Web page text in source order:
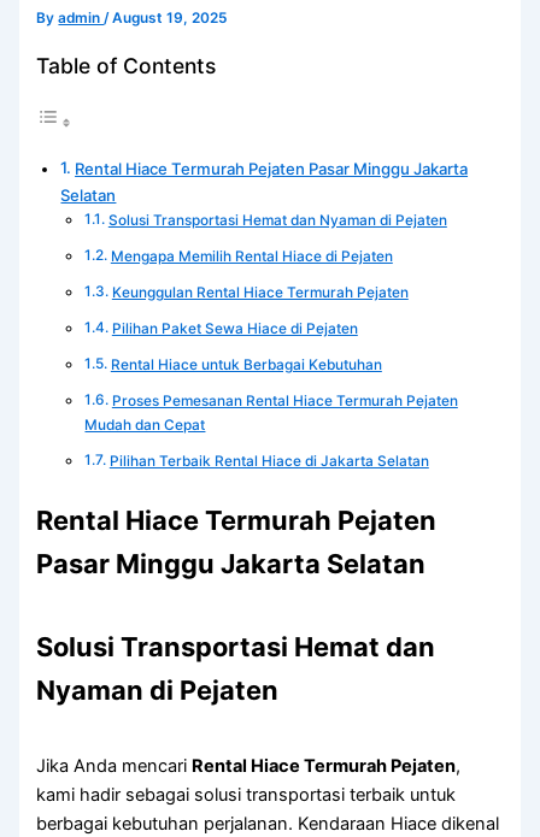
Byadmin/August 19, 2025
Table of Contents
Rental Hiace Termurah Pejaten Pasar Minggu Jakarta
Selatan
Solusi Transportasi Hemat dan Nyaman di Pejaten
Mengapa Memilih Rental Hiace di Pejaten
Keunggulan Rental Hiace Termurah Pejaten
Pilihan Paket Sewa Hiace di Pejaten
Rental Hiace untuk Berbagai Kebutuhan
Proses Pemesanan Rental Hiace Termurah Pejaten
Mudah dan Cepat
Pilihan Terbaik Rental Hiace di Jakarta Selatan
Rental Hiace Termurah Pejaten
Pasar Minggu Jakarta Selatan
Solusi Transportasi Hemat dan
Nyaman di Pejaten
Jika Anda mencari Rental Hiace Termurah Pejaten,
kami hadir sebagai solusi transportasi terbaik untuk
berbagai kebutuhan perjalanan. Kendaraan Hiace dikenal